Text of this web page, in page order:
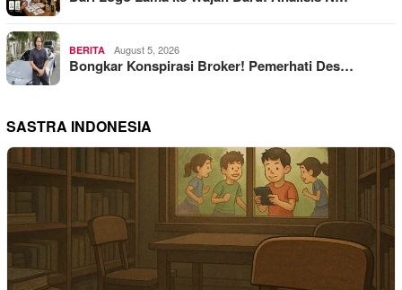
BERITA August 5, 2026
Bongkar Konspirasi Broker! Pemerhati Des…
SASTRA INDONESIA